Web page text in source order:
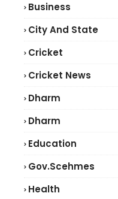
Business
City And State
Cricket
Cricket News
Dharm
Dharm
Education
Gov.scehmes
Health